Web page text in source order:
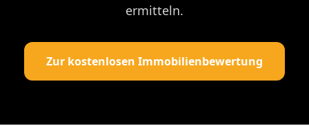
ermitteln.
Zur kostenlosen Immobilienbewertung